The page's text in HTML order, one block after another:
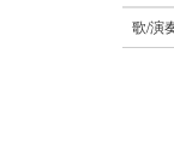
歌/演